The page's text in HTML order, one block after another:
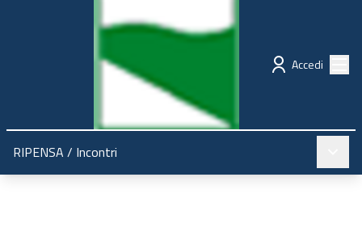
Regione Emilia-Romagna Partecipazione
Accedi
RIPENSA / Incontri